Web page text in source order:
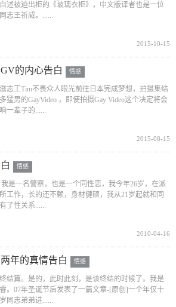
述被迫出柜的《玻璃衣柜》，中文版译者也是一位
志王祈威。......
2015-10-15
的内心告白 情感
志工Tim不畏众人眼光前往日本完成梦想，拍摄集结
猛男的GayVideo ，即使拍摄Gay Video这个决定将会
一辈子的......
2015-08-15
情感
是一名警察，也是一个同性恋，我今年26岁，在派
工作，长的还不赖，身材健硕，我从21岁起就和同
了性关系......
2010-04-16
年的真情告白 情感
结篇。是的，此时此刻，是该终结的时候了。我是
。07年圣诞节后发表了一篇文章-[原创]一个年仅十
同志弟弟进......